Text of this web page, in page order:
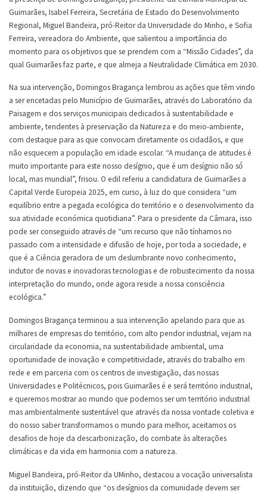
Guimarães, Isabel Ferreira, Secretária de Estado do Desenvolvimento
Regional, Miguel Bandeira, pró-Reitor da Universidade do Minho, e Sofia
Ferreira, vereadora do Ambiente, que salientou a importância do
momento para os objetivos que se prendem com a “Missão Cidades”, da
qual Guimarães faz parte, e que almeja a Neutralidade Climática em 2030.
Na sua intervenção, Domingos Bragança lembrou as ações que têm vindo
a ser encetadas pelo Município de Guimarães, através do Laboratório da
Paisagem e dos serviços municipais dedicados à sustentabilidade e
ambiente, tendentes à preservação da Natureza e do meio-ambiente,
com destaque para as que convocam diretamente os cidadãos, e que
não esquecem a população em idade escolar. “A mudança de atitudes é
muito importante para este nosso desígnio, que é um desígnio não só́
local, mas mundial”, frisou. O edil referiu a candidatura de Guimarães a
Capital Verde Europeia 2025, em curso, à luz do que considera “um
equilíbrio entre a pegada ecológica do território e o desenvolvimento da
sua atividade económica quotidiana”. Para o presidente da Câmara, isso
pode ser conseguido através de “um recurso que não tínhamos no
passado com a intensidade e difusão de hoje, por toda a sociedade, e
que é a Ciência geradora de um deslumbrante novo conhecimento,
indutor de novas e inovadoras tecnologias e de robustecimento da nossa
interpretação do mundo, onde agora reside a nossa consciência
ecológica.”
Domingos Bragança terminou a sua intervenção apelando para que as
milhares de empresas do território, com alto pendor industrial, vejam na
circularidade da economia, na sustentabilidade ambiental, uma
oportunidade de inovação e competitividade, através do trabalho em
rede e em parceria com os centros de investigação, das nossas
Universidades e Politécnicos, pois Guimarães é e será território industrial,
e queremos mostrar ao mundo que podemos ser um território industrial
mas ambientalmente sustentável que através da nossa vontade coletiva e
do nosso saber transformamos o mundo para melhor, aceitamos os
desafios de hoje da descarbonização, do combate às alterações
climáticas e da vida em harmonia com a natureza.
Miguel Bandeira, pró-Reitor da UMinho, destacou a vocação universalista
da instituição, dizendo que “os desígnios da comunidade devem ser